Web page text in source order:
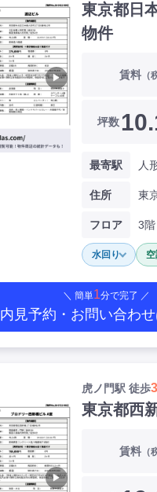
▶
東京都日
物件
賃料（
坪数
最寄駅 人
住所
フロア 3階
水回り
＼ 簡単1分で完了 ／
内見予約・お問い合わせ
▶
虎ノ門駅 徒歩3
東京都西
賃料（